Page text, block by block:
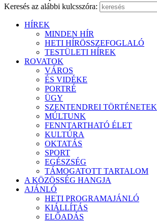
Keresés az alábbi kulcsszóra:
HÍREK
MINDEN HÍR
HETI HÍRÖSSZEFOGLALÓ
TESTÜLETI HÍREK
ROVATOK
VÁROS
ÉS VIDÉKE
PORTRÉ
ÜGY
SZENTENDREI TÖRTÉNETEK
MÚLTUNK
FENNTARTHATÓ ÉLET
KULTÚRA
OKTATÁS
SPORT
EGÉSZSÉG
TÁMOGATOTT TARTALOM
A KÖZÖSSÉG HANGJA
AJÁNLÓ
HETI PROGRAMAJÁNLÓ
KIÁLLÍTÁS
ELŐADÁS